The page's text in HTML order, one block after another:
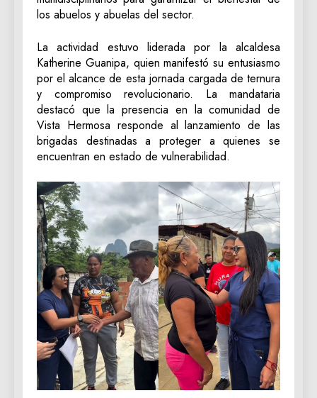
los abuelos y abuelas del sector.
La actividad estuvo liderada por la alcaldesa
Katherine Guanipa, quien manifestó su entusiasmo
por el alcance de esta jornada cargada de ternura
y compromiso revolucionario. La mandataria
destacó que la presencia en la comunidad de
Vista Hermosa responde al lanzamiento de las
brigadas destinadas a proteger a quienes se
encuentran en estado de vulnerabilidad.